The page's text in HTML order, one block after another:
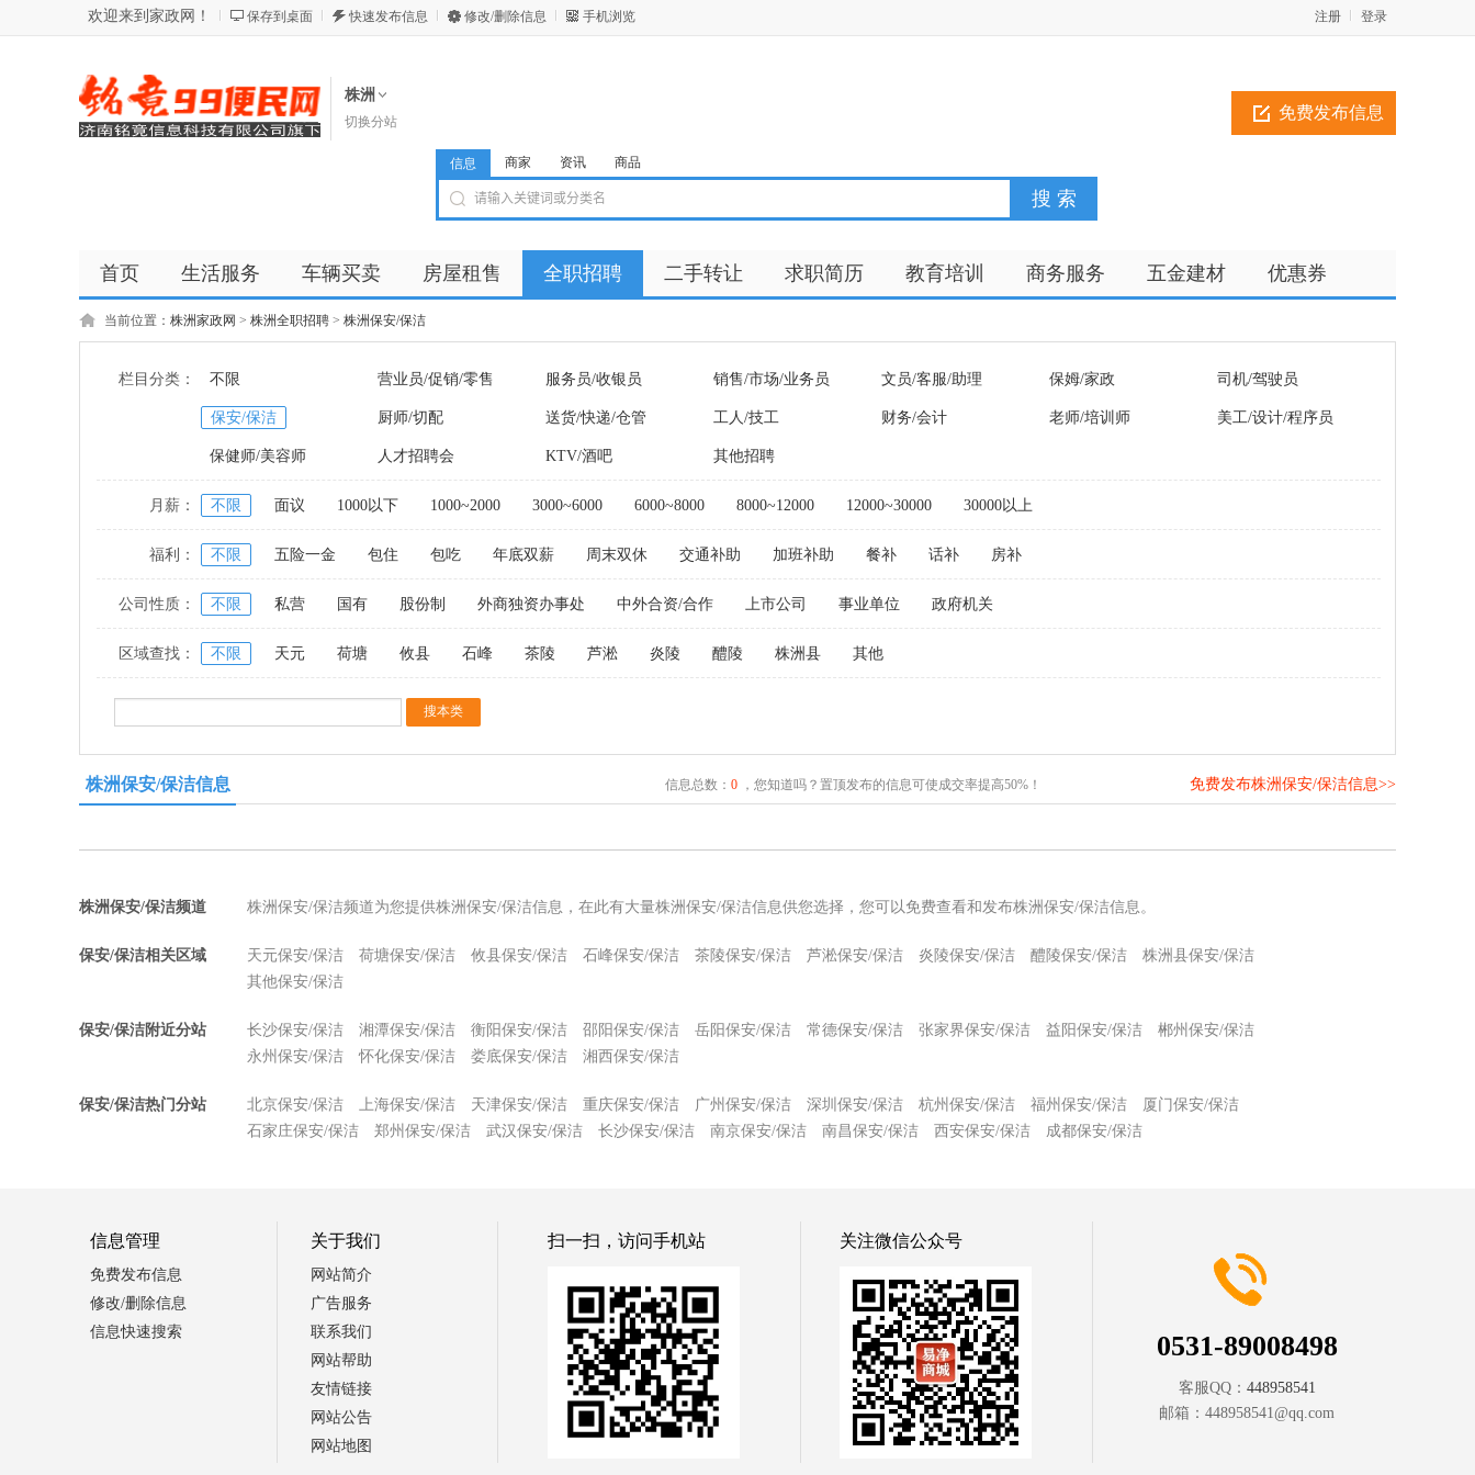
欢迎来到家政网！ 保存到桌面 快速发布信息 修改/删除信息 手机浏览 登录
注册
株洲
切换分站 免费发布信息
信息 商家 资讯 商品
首页 生活服务 车辆买卖 房屋租售 全职招聘 二手转让 求职简历 教育培训 商务服务 五金建材 优惠券
商品 店铺
当前位置： 株洲家政网 > 株洲全职招聘 > 株洲保安/保洁
栏目分类： 不限 营业员/促销/零售 服务员/收银员 销售/市场/业务员 文员/客服/助理 保姆/家政 司机/驾驶员
保安/保洁 厨师/切配 送货/快递/仓管 工人/技工 财务/会计 老师/培训师 美工/设计/程序员
保健师/美容师 人才招聘会 KTV/酒吧 其他招聘
月薪： 不限 面议 1000以下 1000~2000 3000~6000 6000~8000 8000~12000 12000~30000 30000以上
福利： 不限 五险一金 包住 包吃 年底双薪 周末双休 交通补助 加班补助 餐补 话补 房补
公司性质： 不限 私营 国有 股份制 外商独资办事处 中外合资/合作 上市公司 事业单位 政府机关
区域查找： 不限 天元 荷塘 攸县 石峰 茶陵 芦淞 炎陵 醴陵 株洲县 其他
株洲保安/保洁信息 信息总数： 0，您知道吗？置顶发布的信息可使成交率提高50%！ 免费发布株洲保安/保洁信息>>
株洲保安/保洁频道 株洲保安/保洁频道为您提供株洲保安/保洁信息，在此有大量株洲保安/保洁信息供您选择，您可以免费查看和发布株洲保安/保洁信息。
保安/保洁相关区域 天元保安/保洁 荷塘保安/保洁 攸县保安/保洁 石峰保安/保洁 茶陵保安/保洁 芦淞保安/保洁 炎陵保安/保洁 醴陵保安/保洁
株洲县保安/保洁
其他保安/保洁
保安/保洁附近分站 长沙保安/保洁 湘潭保安/保洁 衡阳保安/保洁 邵阳保安/保洁 岳阳保安/保洁 常德保安/保洁 张家界保安/保洁 益阳保安/保洁
郴州保安/保洁
永州保安/保洁
怀化保安/保洁 娄底保安/保洁 湘西保安/保洁
保安/保洁热门分站 北京保安/保洁 上海保安/保洁 天津保安/保洁 重庆保安/保洁 广州保安/保洁 深圳保安/保洁 杭州保安/保洁 福州保安/保洁
厦门保安/保洁
石家庄保安/保洁
郑州保安/保洁 武汉保安/保洁 长沙保安/保洁 南京保安/保洁 南昌保安/保洁 西安保安/保洁 成都保安/保洁
信息管理
免费发布信息
修改/删除信息
信息快速搜索
关于我们
网站简介
广告服务
联系我们
网站帮助
友情链接
网站公告
网站地图
扫一扫，访问手机站 关注微信公众号
0531-89008498
客服QQ： 448958541
邮箱： 448958541@qq.com